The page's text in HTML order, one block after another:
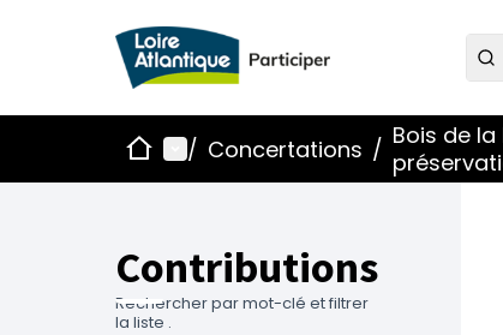
AccueilMenu principal
/ Concertations / Bois de
Contributions
Rechercher par mot-clé et filtrer
la liste .